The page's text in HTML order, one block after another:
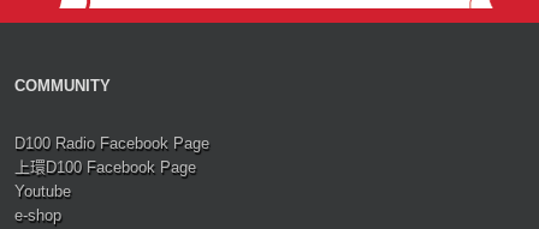
COMMUNITY
D100 Radio Facebook Page
上環D100 Facebook Page
Youtube
e-shop